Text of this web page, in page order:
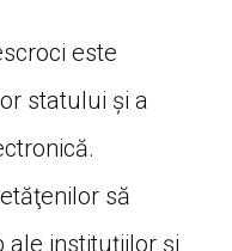
este
statului și a
să
ale instituţiilor și